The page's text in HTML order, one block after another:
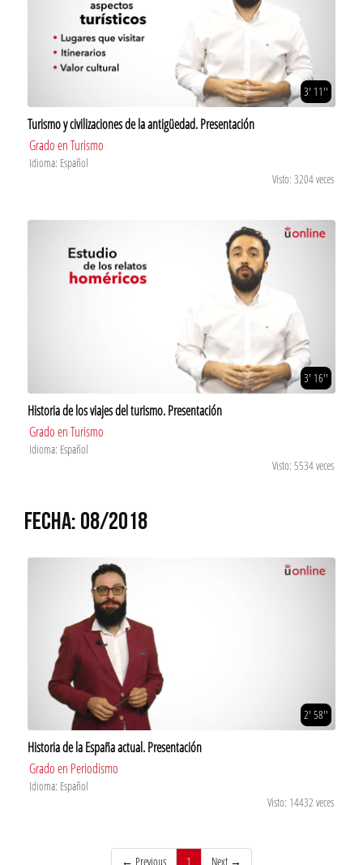
3' 11''
Turismo y civilizaciones de la antigüedad. Presentación
Grado en Turismo
Idioma: Español
Visto: 3204 veces
3' 16''
Historia de los viajes del turismo. Presentación
Grado en Turismo
Idioma: Español
Visto: 5534 veces
FECHA: 08/2018
2' 58''
Historia de la España actual. Presentación
Grado en Periodismo
Idioma: Español
Visto: 14432 veces
← Previous 1 (current)Next →